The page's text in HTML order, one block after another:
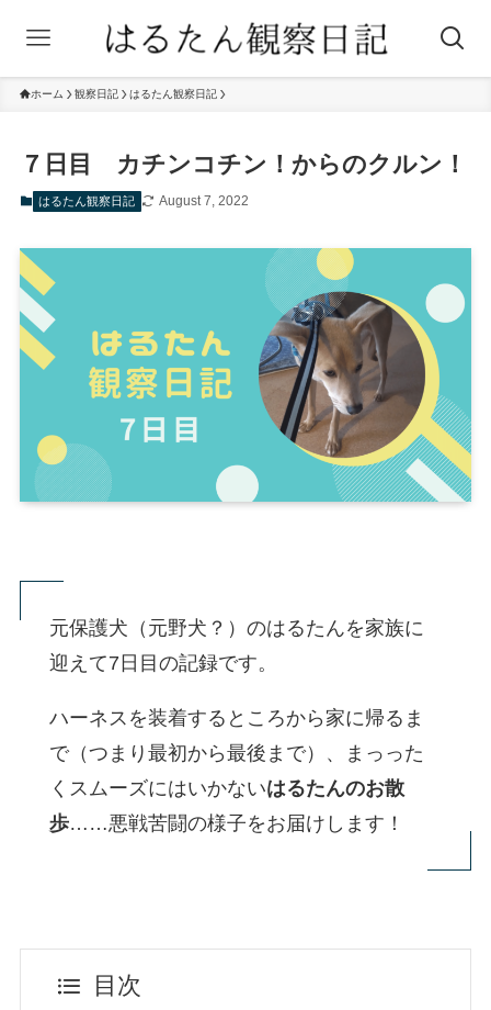
ホーム 観察日記 はるたん観察日記
７日目 カチンコチン！からのクルン！
はるたん観察日記 August 7, 2022
元保護犬（元野犬？）のはるたんを家族に
迎えて7日目の記録です。
ハーネスを装着するところから家に帰るま
で（つまり最初から最後まで）、まっった
くスムーズにはいかないはるたんのお散
歩……悪戦苦闘の様子をお届けします！
目次